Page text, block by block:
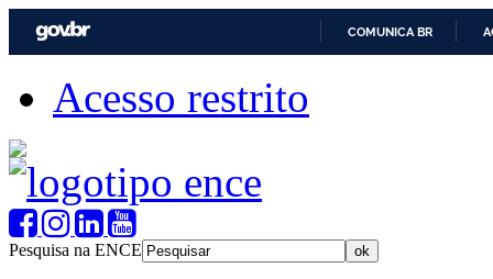
COMUNICA BR
Acesso restrito
Pesquisa na ENCE